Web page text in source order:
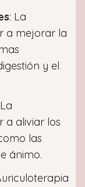
: La
a mejorar la
y el
a aliviar los
las
ánimo.